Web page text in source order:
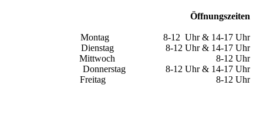
Öffnungszeiten
Montag 8-12 Uhr & 14-17 Uhr
Dienstag 8-12 Uhr & 14-17 Uhr
Mittwoch 8-12 Uhr
Donnerstag 8-12 Uhr & 14-17 Uhr
Freitag 8-12 Uhr